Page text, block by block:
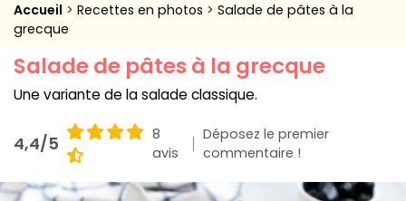
Accueil
Cuisine pratique
L'actu cuisine
Accueil Recettes en photos
Salade de pâtes à la
grecque
Salade de pâtes à la grecque
Une variante de la salade classique.
4,4/5
8
avis
Déposez le premier
commentaire !